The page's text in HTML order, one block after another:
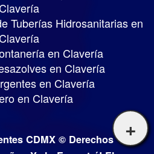
Tuberías Hidrosanitarias en
en Clavería
en Clavería
en Clavería
en Clavería
CDMX © Derechos
+